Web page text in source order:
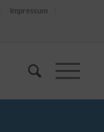
Impressum